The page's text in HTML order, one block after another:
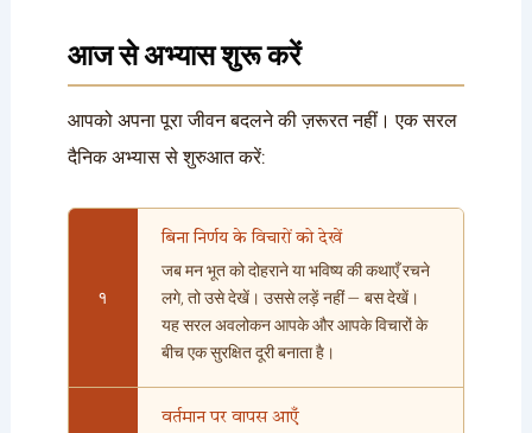
आज से अभ्यास शुरू करें
आपको अपना पूरा जीवन बदलने की ज़रूरत नहीं। एक सरल
दैनिक अभ्यास से शुरुआत करें:
१
बिना निर्णय के विचारों को देखें
जब मन भूत को दोहराने या भविष्य की कथाएँ रचने
लगे, तो उसे देखें। उससे लड़ें नहीं — बस देखें।
यह सरल अवलोकन आपके और आपके विचारों के
बीच एक सुरक्षित दूरी बनाता है।
वर्तमान पर वापस आएँ